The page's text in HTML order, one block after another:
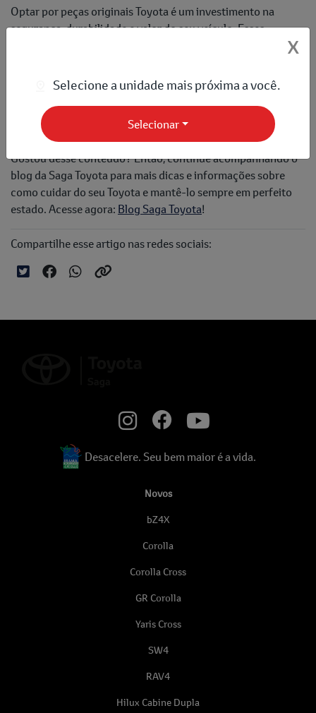
Optar por peças originais Toyota é um investimento na
segurança, durabilidade e valor do seu veículo. Esses
conhecida. Portanto, ao realizar a próxima manutenção do
seu Corolla, Hilux, Yaris, ou RAV4, escolha peças genuínas e
tenha a tranquilidade de saber que está fazendo a melhor
escolha para o seu Toyota.
Gostou desse conteúdo? Então, continue acompanhando o
blog da Saga Toyota para mais dicas e informações sobre
como cuidar do seu Toyota e mantê-lo sempre em perfeito
estado. Acesse agora: Blog Saga Toyota!
Compartilhe esse artigo nas redes sociais:
Desacelere. Seu bem maior é a vida.
Novos
bZ4X
Corolla
Corolla Cross
GR Corolla
Yaris Cross
SW4
RAV4
Hilux Cabine Dupla
X
Selecione a unidade mais próxima a você.
Selecionar